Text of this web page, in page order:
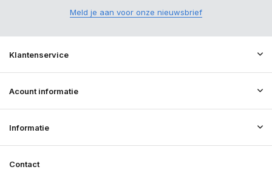
Meld je aan voor onze nieuwsbrief
Klantenservice
Acount informatie
Informatie
Contact